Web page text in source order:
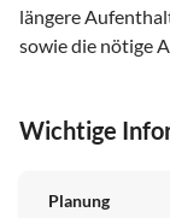
längere
sowie die nötige
Wichtige
Planung